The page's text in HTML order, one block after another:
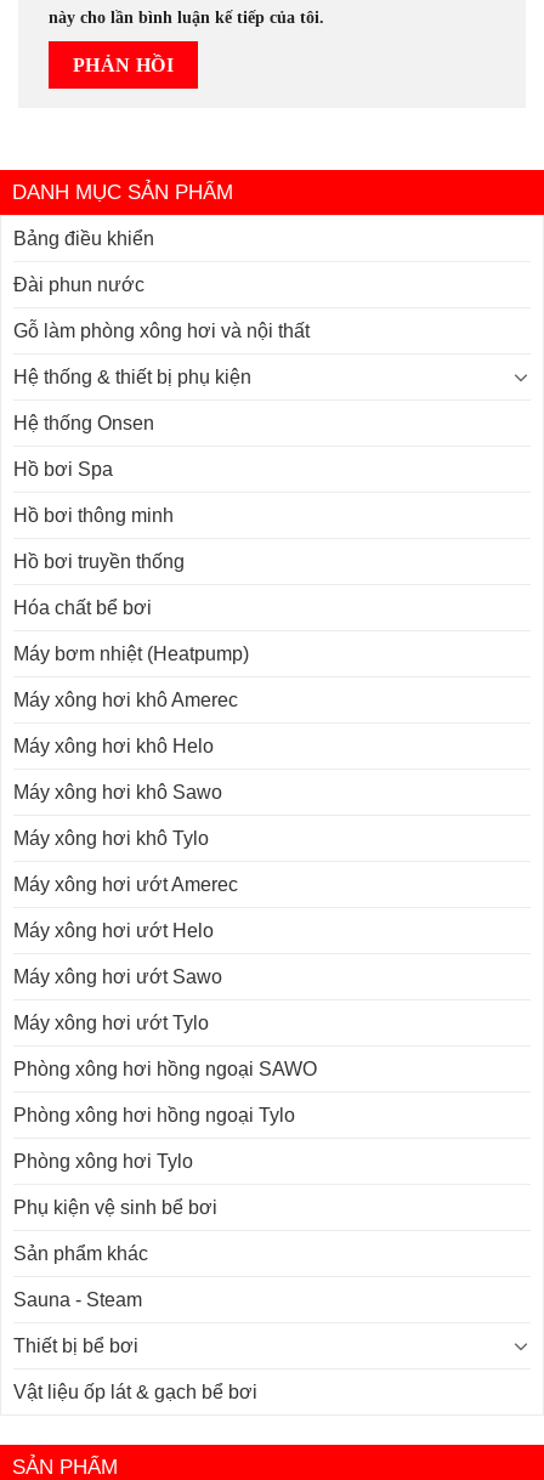
này cho lần bình luận kế tiếp của tôi.
DANH MỤC SẢN PHẨM
Bảng điều khiển
Đài phun nước
Gỗ làm phòng xông hơi và nội thất
Hệ thống & thiết bị phụ kiện
Hệ thống Onsen
Hồ bơi Spa
Hồ bơi thông minh
Hồ bơi truyền thống
Hóa chất bể bơi
Máy bơm nhiệt (Heatpump)
Máy xông hơi khô Amerec
Máy xông hơi khô Helo
Máy xông hơi khô Sawo
Máy xông hơi khô Tylo
Máy xông hơi ướt Amerec
Máy xông hơi ướt Helo
Máy xông hơi ướt Sawo
Máy xông hơi ướt Tylo
Phòng xông hơi hồng ngoại SAWO
Phòng xông hơi hồng ngoại Tylo
Phòng xông hơi Tylo
Phụ kiện vệ sinh bể bơi
Sản phẩm khác
Sauna - Steam
Thiết bị bể bơi
Vật liệu ốp lát & gạch bể bơi
SẢN PHẨM